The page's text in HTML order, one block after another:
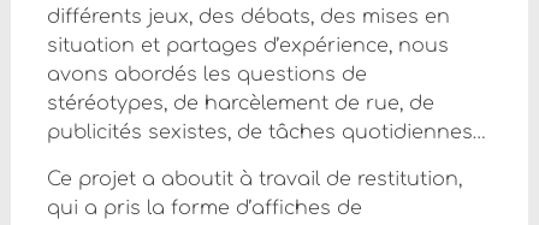
différents jeux, des débats, des mises en
situation et partages d’expérience, nous
avons abordés les questions de
stéréotypes, de harcèlement de rue, de
publicités sexistes, de tâches quotidiennes…
Ce projet a aboutit à travail de restitution,
qui a pris la forme d’affiches de